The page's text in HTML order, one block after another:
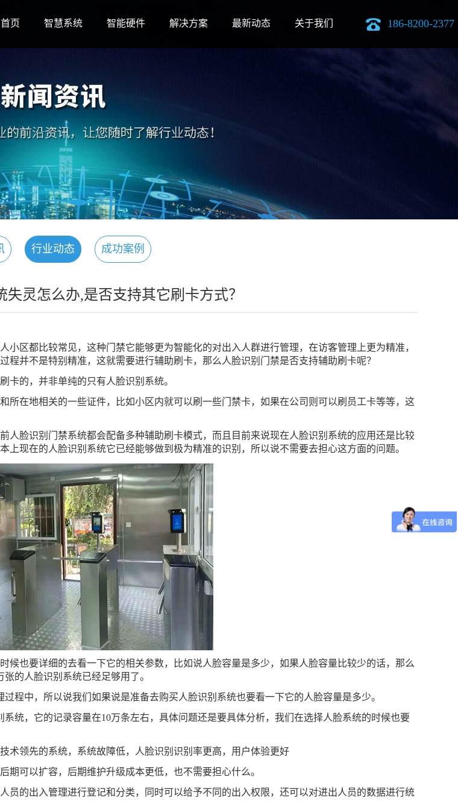
首页 智慧系统 智能硬件 解决方案 最新动态 关于我们 186-8200-2377
行业动态 成功案例
灵怎么办,是否支持其它刷卡方式？
小区‍‍都比较常见，这种门禁它能够更为智能化的对出入人群进行管理，在访客管理上更为精准，
并不是特别精准，这就需要进行辅助刷卡，‍‍那么人脸识别门禁是否支持辅助刷卡呢？
卡的，并非单纯的只有人脸识别系统。
所在地相关的一些证件，比如小区内就可以刷一些门禁卡，‍‍如果在公司则可以刷员工卡等等，‍‍这
人脸识别门禁系统都会配备多种辅助刷卡模式，‍‍而且目前来说现在人脸识别系统的应用还是比较
现在的人脸识别系统它已经能够做到极为精准的识别，所以说不需要去担心这方面的问题。
候也要详细的去看一下它的相关参数，‍‍比如说人脸容量是多少，如果人脸容量比较少的话，那么
的人脸识别系统已经足够用了。
程中，所以说我们如果说是准备去购买人脸识别系统也要看一下它的人脸容量是多少。
统，‍‍它的记录容量在10万条左右，‍‍具体问题还是要具体分析，我们在选择人脸系统的时候也要
术领先的系统，系统故障低，人脸识别识别率更高，用户体验更好
可以扩容，后期维护升级成本更低，也不需要担心什么。
员的出入管理进行登记和分类，同时可以给予不同的出入权限，还可以对进出人员的数据进行统